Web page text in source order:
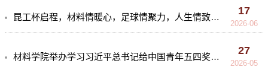
昆工杯启程，材料情暖心，足球情聚力，人生情致远——材料学院足球队校友座谈会圆满落幕
17
2026-06
材料学院举办学习习近平总书记给中国青年五四奖章暨新时代青年先锋奖获奖者代表重要回信精神活动
27
2026-05